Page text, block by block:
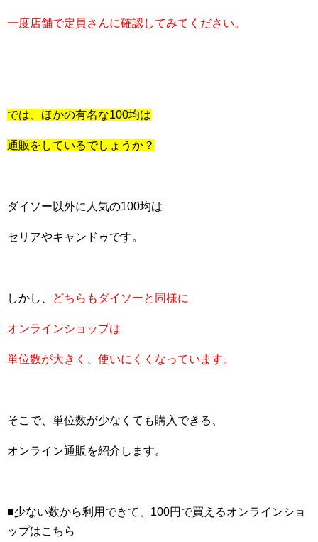
一度店舗で定員さんに確認してみてください。
では、ほかの有名な100均は
通販をしているでしょうか？
ダイソー以外に人気の100均は
セリアやキャンドゥです。
しかし、 どちらもダイソーと同様に
オンラインショップは
単位数が大きく、使いにくくなっています。
そこで、単位数が少なくても購入できる、
オンライン通販を紹介します。
■少ない数から利用できて、100円で買えるオンラインショ
ップはこちら